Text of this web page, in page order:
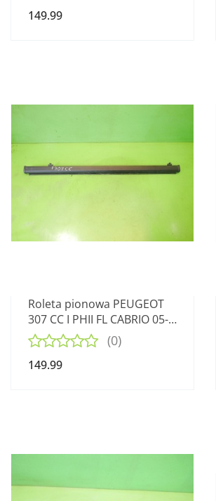
149.99
Roleta pionowa PEUGEOT
307 CC I PHII FL CABRIO 05-
08
(0)
149.99